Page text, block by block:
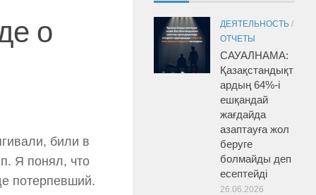
о
били в
Я понял, что
потерпевший.
ДЕЯТЕЛЬНОСТЬ /
ОТЧЕТЫ
САУАЛНАМА:
Қазақстандықт
ардың 64%-і
ешқандай
жағдайда
азаптауға жол
беруге
болмайды деп
есептейді
26.06.2026